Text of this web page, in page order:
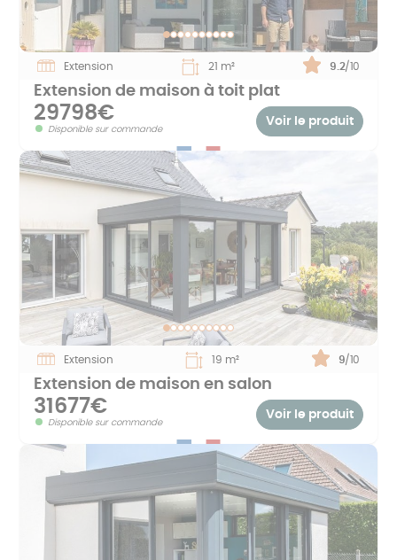
Extension 21 m² Note :
9.2/10
Extension de maison à toit plat
29798€
Disponible sur commande
Voir le produit
Extension 19 m² Note :
9/10
Extension de maison en salon
31677€
Disponible sur commande
Voir le produit